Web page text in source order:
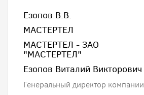
Езопов В.В.
МАСТЕРТЕЛ
МАСТЕРТЕЛ - ЗАО
"МАСТЕРТЕЛ"
Езопов Виталий Викторович
Генеральный директор компании